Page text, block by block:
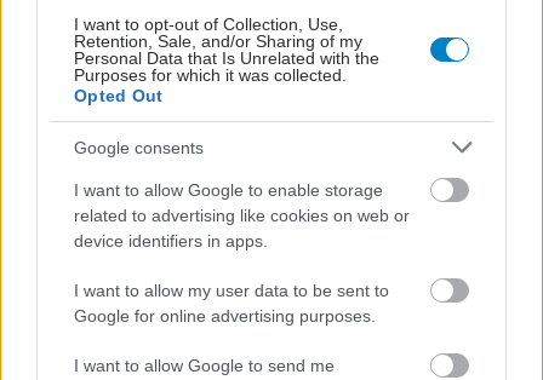
I want to opt-out of Collection, Use,
Retention, Sale, and/or Sharing of my
Personal Data that Is Unrelated with the
Purposes for which it was collected.
Opted Out
Google consents
I want to allow Google to enable storage
related to advertising like cookies on web or
device identifiers in apps.
I want to allow my user data to be sent to
Google for online advertising purposes.
I want to allow Google to send me